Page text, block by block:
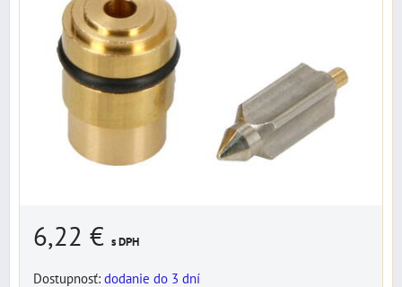
6,22 € s DPH
Dostupnosť: dodanie do 3 dní